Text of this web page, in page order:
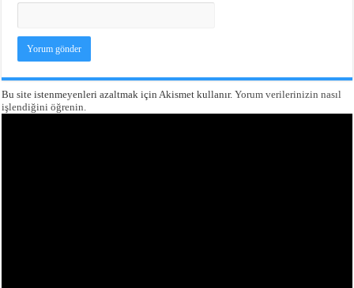
Bu site istenmeyenleri azaltmak için Akismet kullanır.Yorum verilerinizin nasıl
işlendiğini öğrenin.